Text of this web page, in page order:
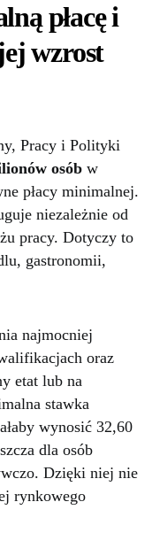
płacę i
wzrost
Pracy i Polityki
osób w
płacy minimalnej.
niezależnie od
pracy. Dotyczy to
gastronomii,
najmocniej
oraz
etat lub na
stawka
wynosić 32,60
dla osób
Dzięki niej nie
rynkowego